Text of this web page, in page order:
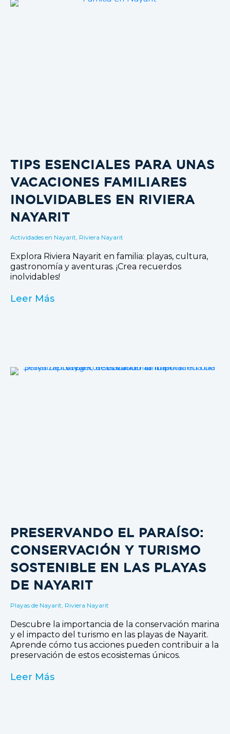
TIPS ESENCIALES PARA UNAS
VACACIONES FAMILIARES
INOLVIDABLES EN RIVIERA
NAYARIT
Actividades en Nayarit Riviera Nayarit
Explora Riviera Nayarit en familia: playas, cultura,
gastronomía y aventuras. ¡Crea recuerdos
inolvidables!
Leer Más
PRESERVANDO EL PARAÍSO:
CONSERVACIÓN Y TURISMO
SOSTENIBLE EN LAS PLAYAS
DE NAYARIT
Playas de Nayarit, Riviera Nayarit
Descubre la importancia de la conservación marina
y el impacto del turismo en las playas de Nayarit.
Aprende cómo tus acciones pueden contribuir a la
preservación de estos ecosistemas únicos.
Leer Más